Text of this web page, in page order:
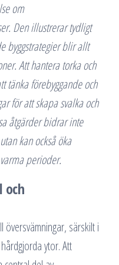
om
Den illustrerar tydligt
byggstrategier blir allt
Att hantera torka och
tänka förebyggande och
för att skapa svalka och
åtgärder bidrar inte
kan också öka
perioder.
och
översvämningar, särskilt i
ytor. Att